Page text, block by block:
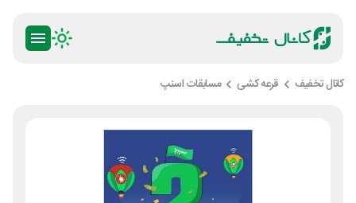
کانال تخفیف قرعه کشی مسابقات اسنپ